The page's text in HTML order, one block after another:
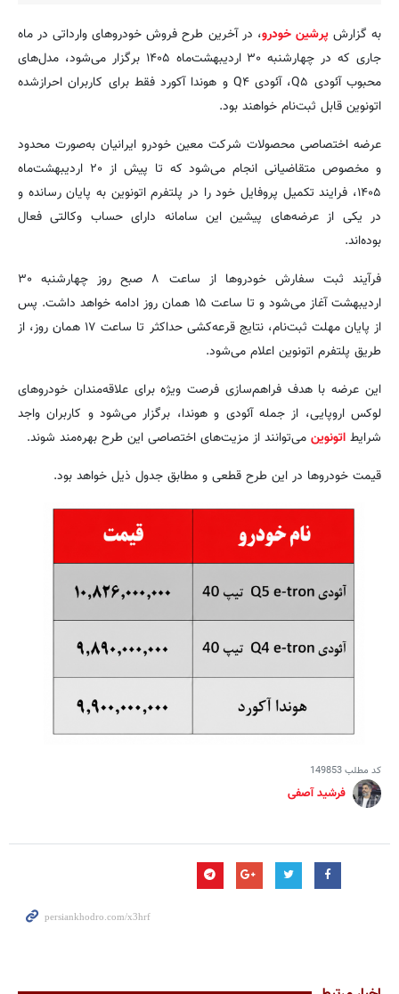
به گزارشپرشین خودرو، در آخرین طرح فروش خودروهای وارداتی در ماه
جاری که در چهارشنبه ۳۰ اردیبهشت‌ماه ۱۴۰۵ برگزار می‌شود، مدل‌های
محبوب آئودی Q۵، آئودی Q۴ و هوندا آکورد فقط برای کاربران احرازشده
اتونوین قابل ثبت‌نام خواهند بود.
عرضه اختصاصی محصولات شرکت معین خودرو ایرانیان به‌صورت محدود
و مخصوص متقاضیانی انجام می‌شود که تا پیش از ۲۰ اردیبهشت‌ماه
۱۴۰۵، فرایند تکمیل پروفایل خود را در پلتفرم اتونوین به پایان رسانده و
در یکی از عرضه‌های پیشین این سامانه دارای حساب وکالتی فعال
بوده‌اند.
فرآیند ثبت سفارش خودروها از ساعت ۸ صبح روز چهارشنبه ۳۰
اردیبهشت آغاز می‌شود و تا ساعت ۱۵ همان روز ادامه خواهد داشت. پس
از پایان مهلت ثبت‌نام، نتایج قرعه‌کشی حداکثر تا ساعت ۱۷ همان روز، از
طریق پلتفرم اتونوین اعلام می‌شود.
این عرضه با هدف فراهم‌سازی فرصت ویژه برای علاقه‌مندان خودروهای
لوکس اروپایی، از جمله آئودی و هوندا، برگزار می‌شود و کاربران واجد
شرایط اتونوین می‌توانند از مزیت‌های اختصاصی این طرح بهره‌مند شوند.
قیمت خودروها در این طرح قطعی و مطابق جدول ذیل خواهد بود.
کد مطلب149853
فرشید آصفی